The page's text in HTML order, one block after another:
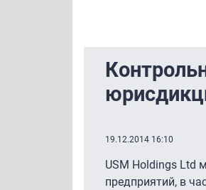
19.12.2014 16:10
USM Holdings Ltd
предприятий, в